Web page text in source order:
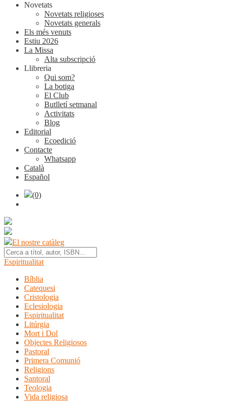
Novetats
Novetats religioses
Novetats generals
Els més venuts
Estiu 2026
La Missa
Alta subscripció
Llibreria
Qui som?
La botiga
El Club
Butlletí setmanal
Activitats
Blog
Editorial
Ecoedició
Contacte
Whatsapp
Català
Español
(0)
El nostre catàleg
Espiritualitat
Bíblia
Catequesi
Cristologia
Eclesiologia
Espiritualitat
Litúrgia
Mort i Dol
Objectes Religiosos
Pastoral
Primera Comunió
Religions
Santoral
Teologia
Vida religiosa